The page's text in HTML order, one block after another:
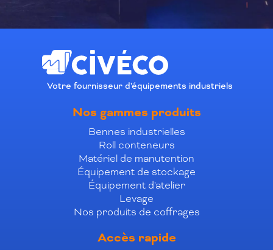
Votre fournisseur d'équipements industriels
Nos gammes produits
Bennes industrielles
Roll conteneurs
Matériel de manutention
Équipement de stockage
Équipement d'atelier
Levage
Nos produits de coffrages
Accès rapide